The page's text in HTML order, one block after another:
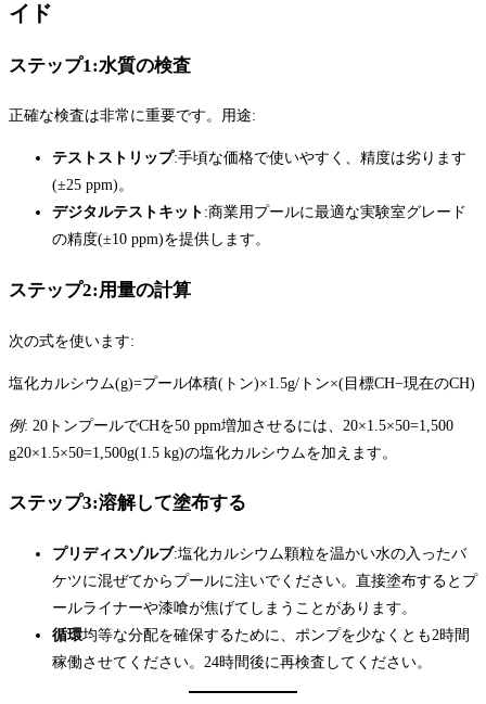
イド
ステップ1:水質の検査
正確な検査は非常に重要です。用途:
テストストリップ:手頃な価格で使いやすく、精度は劣ります
(±25 ppm)。
デジタルテストキット :商業用プールに最適な実験室グレード
の精度(±10 ppm)を提供します。
ステップ2:用量の計算
次の式を使います:
塩化カルシウム(g)=プール体積(トン)×1.5g/トン×(目標CH−現在のCH)
例: 20トンプールでCHを50 ppm増加させるには、20×1.5×50=1,500
g20×1.5×50=1,500g(1.5 kg)の塩化カルシウムを加えます。
ステップ3:溶解して塗布する
プリディスゾルブ:塩化カルシウム顆粒を温かい水の入ったバ
ケツに混ぜてからプールに注いでください。直接塗布するとプ
ールライナーや漆喰が焦げてしまうことがあります。
循環均等な分配を確保するために、ポンプを少なくとも2時間
稼働させてください。24時間後に再検査してください。